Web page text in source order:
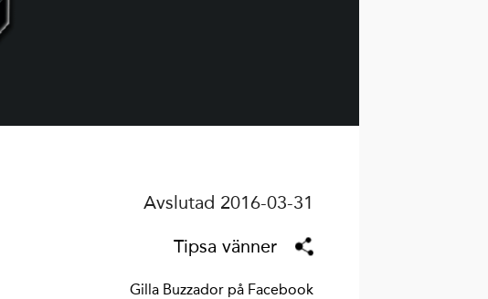
Avslutad 2016-03-31
Tipsa vänner
Gilla Buzzador på Facebook